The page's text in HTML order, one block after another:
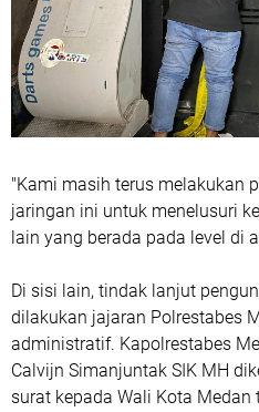
"Kami masih terus melakukan
jaringan ini untuk menelusuri
lain yang berada pada level di
Di sisi lain, tindak lanjut
dilakukan jajaran Polrestabes
administratif. Kapolrestabes
Calvijn Simanjuntak SIK MH
surat kepada Wali Kota Medan